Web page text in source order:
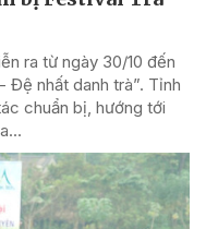
ra từ ngày 30/10 đến
Đệ nhất danh trà”. Tỉnh
chuẩn bị, hướng tới